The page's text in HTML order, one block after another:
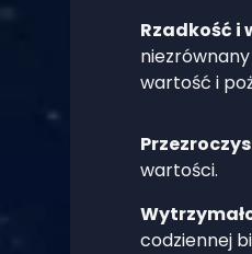
Rzadkość i
wartość i
wartości.
codziennej